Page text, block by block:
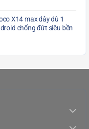
X14 max dây dù 1
chống đứt siêu bền